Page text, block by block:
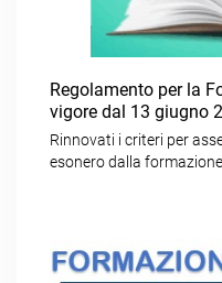
Regolamento per la
vigore dal 13 giugno
Rinnovati i criteri per
esonero dalla